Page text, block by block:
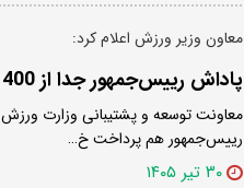
معاون وزیر ورزش اعلام کرد:
پاداش رییس‌جمهور جدا از 400 میلیارد است!
رییس‌جمهور هم پرداخت خ…
۳۰ تیر ۱۴۰۵